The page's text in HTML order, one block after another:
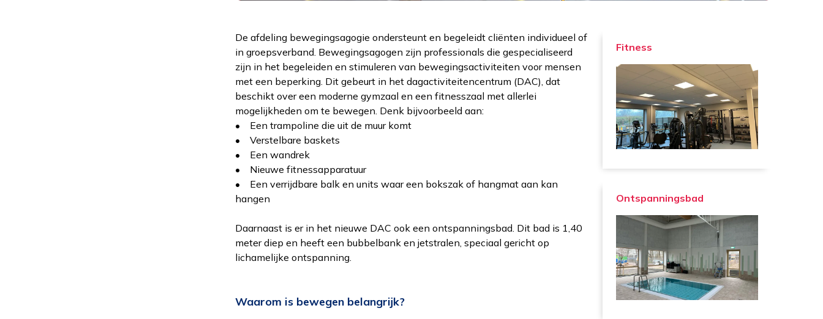
Functioneel
De afdeling bewegingsagogie ondersteunt en begeleidt cliënten individueel of
in groepsverband. Bewegingsagogen zijn professionals die gespecialiseerd
zijn in het begeleiden en stimuleren van bewegingsactiviteiten voor mensen
met een beperking. Dit gebeurt in het dagactiviteitencentrum (DAC), dat
beschikt over een moderne gymzaal en een fitnesszaal met allerlei
mogelijkheden om te bewegen. Denk bijvoorbeeld aan:
• Een trampoline die uit de muur komt
• Verstelbare baskets
• Een wandrek
• Nieuwe fitnessapparatuur
• Een verrijdbare balk en units waar een bokszak of hangmat aan kan
hangen
Daarnaast is er in het nieuwe DAC ook een ontspanningsbad. Dit bad is 1,40
meter diep en heeft een bubbelbank en jetstralen, speciaal gericht op
lichamelijke ontspanning.
Waarom is bewegen belangrijk?
Fitness
Ontspanningsbad